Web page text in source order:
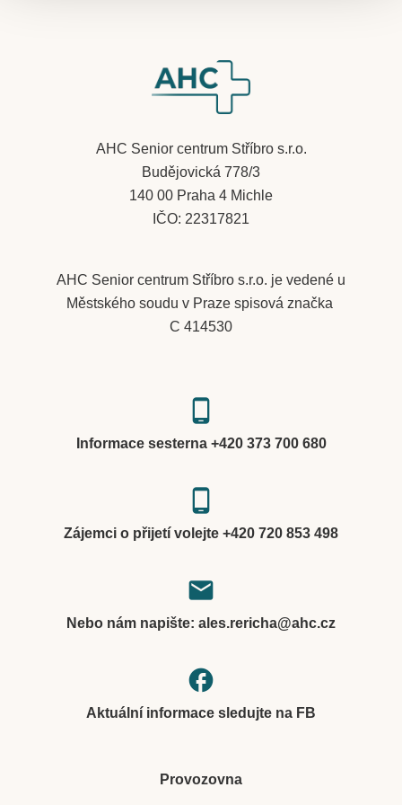
​AHC Senior centrum Stříbro s.r.o.
Budějovická 778/3
140 00 Praha 4 Michle
IČO: 22317821
AHC Senior centrum Stříbro s.r.o. je vedené u
Městského soudu v Praze spisová značka
C 414530
phone_android
Informace sesterna +420 373 700 680
phone_android
Zájemci o přijetí volejte +420 720 853 498
local_post_office
Nebo nám napište: ales.rericha@ahc.cz
facebook
Aktuální informace sledujte na FB
Provozovna